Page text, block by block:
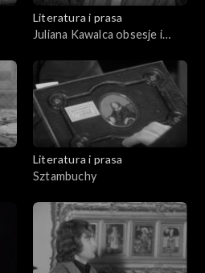
Literatura i prasa
Juliana Kawalca obsesje i
Literatura i prasa
Sztambuchy